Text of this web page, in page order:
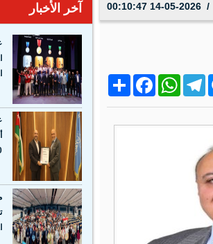
14-05-2026 00:10:47
ShareFacebookWhatsAppTelegram
آخر الأخبار